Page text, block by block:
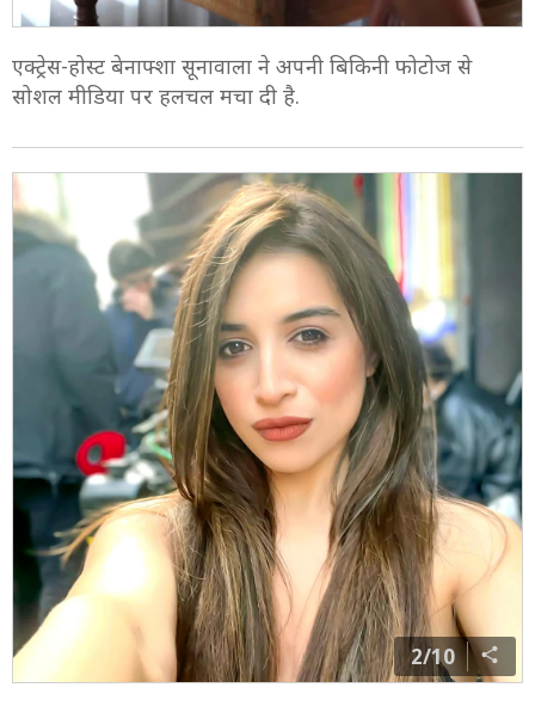
एक्ट्रेस-होस्ट बेनाफ्शा सूनावाला ने अपनी बिकिनी फोटोज से
सोशल मीडिया पर हलचल मचा दी है.
2/10